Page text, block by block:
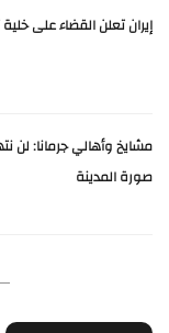
إيران تعلن القضاء على
مشايخ وأهالي جرمانا: لن
صورة المدينة